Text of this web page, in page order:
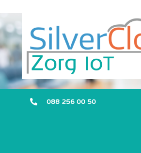
 088 256 00 50